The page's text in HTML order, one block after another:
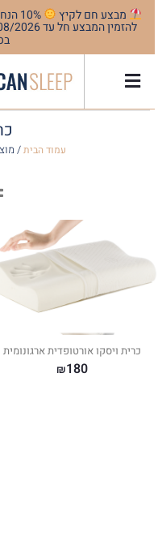
מבצע חם לקיץ
להזמין המבצע חל עד 31/08/2026
עמוד הבית/
כרית ויסקו אורטופדית ארגונומית
₪180